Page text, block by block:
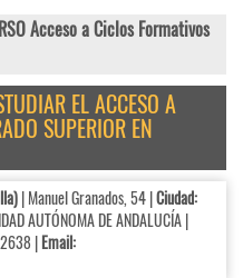
Acceso a Ciclos Formativos
EL ACCESO A
SUPERIOR EN
| Manuel Granados, 54 |Ciudad:
AUTÓNOMA DE ANDALUCÍA |
|Email: